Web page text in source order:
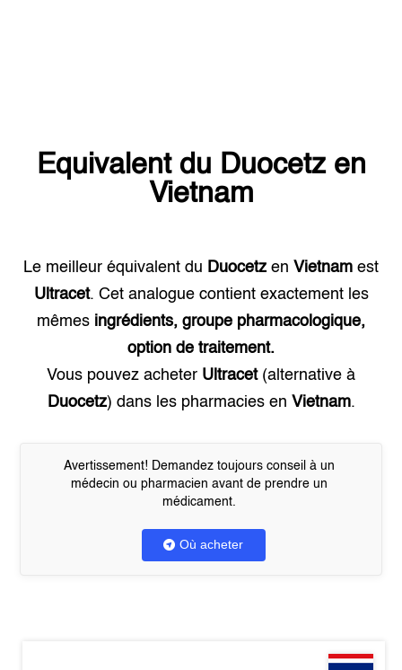
Equivalent du Duocetzen
Vietnam
Le meilleur équivalent du Duocetz en Vietnam est
Ultracet. Cet analogue contient exactement les
mêmes ingrédients, groupe pharmacologique,
option de traitement.
Vous pouvez acheter Ultracet(alternative à
Duocetz) dans les pharmacies en Vietnam.
Avertissement! Demandez toujours conseil à un
médecin ou pharmacien avant de prendre un
médicament.
Où acheter